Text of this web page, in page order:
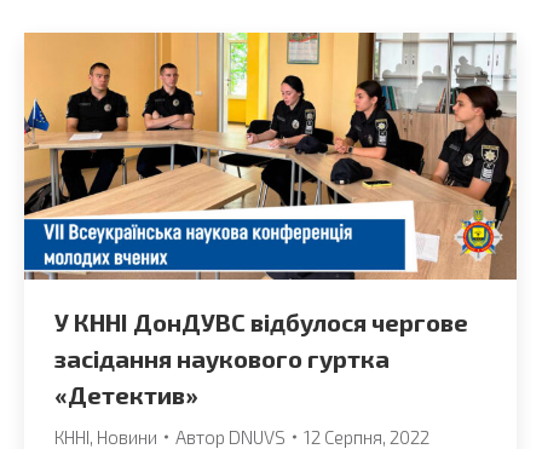
У КННІ ДонДУВС відбулося чергове
засідання наукового гуртка
«Детектив»
КННІ Новини Автор DNUVS 12 Серпня, 2022